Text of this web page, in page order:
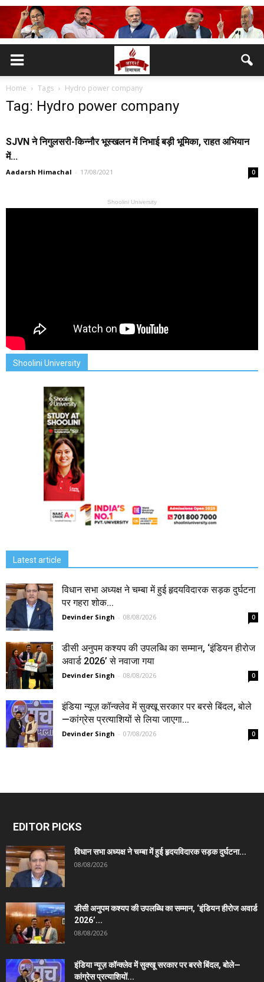
Home Tags Hydro power company
Tag: Hydro power company
SJVN ने निगुलसरी-किन्नौर भूस्खलन में निभाई बड़ी भूमिका, राहत अभियान
में...
Aadarsh Himachal - 17/08/2021 0
Shoolini University
Shoolini University
Latest article
विधान सभा अध्यक्ष ने चम्बा में हुई हृदयविदारक सड़क दुर्घटना
पर गहरा शोक...
Devinder Singh - 08/08/2026 0
डीसी अनुपम कश्यप की उपलब्धि का सम्मान, ‘इंडियन हीरोज
अवार्ड 2026’ से नवाजा गया
Devinder Singh - 08/08/2026 0
इंडिया न्यूज़ कॉन्क्लेव में सुक्खू सरकार पर बरसे बिंदल, बोले
—कांग्रेस प्रत्याशियों से लिया जाएगा...
Devinder Singh - 07/08/2026 0
EDITOR PICKS
विधान सभा अध्यक्ष ने चम्बा में हुई हृदयविदारक सड़क दुर्घटना...
08/08/2026
डीसी अनुपम कश्यप की उपलब्धि का सम्मान, ‘इंडियन हीरोज अवार्ड
2026’...
08/08/2026
इंडिया न्यूज़ कॉन्क्लेव में सुक्खू सरकार पर बरसे बिंदल, बोले—
कांग्रेस प्रत्याशियों...